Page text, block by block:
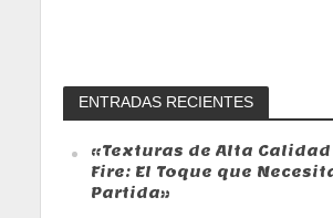
ENTRADAS RECIENTES
«Texturas de Alta Calidad
Fire: El Toque que
Partida»